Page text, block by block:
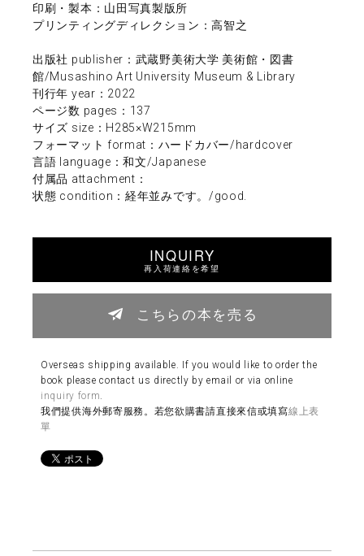
印刷・製本：山田写真製版所
プリンティングディレクション：高智之
出版社 publisher：武蔵野美術大学 美術館・図書
館/Musashino Art University Museum & Library
刊行年 year：2022
ページ数 pages：137
サイズ size：H285×W215mm
フォーマット format：ハードカバー/hardcover
言語 language：和文/Japanese
付属品 attachment：
状態 condition：経年並みです。/good.
INQUIRY
再入荷連絡を希望
こちらの本を売る
Overseas shipping available. If you would like to order the
book please contact us directly by email or via online
inquiry form
我們提供海外郵寄服務。若您欲購書請直接來信或填寫線上表
單